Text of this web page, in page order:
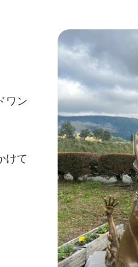
ワン
けて